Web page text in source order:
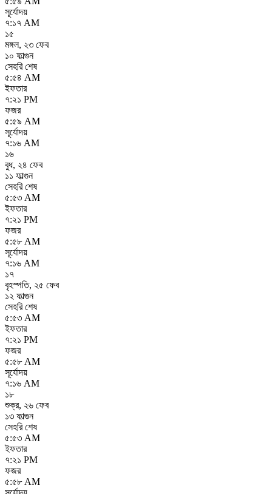
সূর্যোদয়
৭:১৭ AM
১৫
মঙ্গল, ২৩ ফেব
১০ ফাল্গুন
সেহরি শেষ
৫:৫৪ AM
ইফতার
৭:২১ PM
ফজর
৫:৫৯ AM
সূর্যোদয়
৭:১৬ AM
১৬
বুধ, ২৪ ফেব
১১ ফাল্গুন
সেহরি শেষ
৫:৫৩ AM
ইফতার
৭:২১ PM
ফজর
৫:৫৮ AM
সূর্যোদয়
৭:১৬ AM
১৭
বৃহস্পতি, ২৫ ফেব
১২ ফাল্গুন
সেহরি শেষ
৫:৫৩ AM
ইফতার
৭:২১ PM
ফজর
৫:৫৮ AM
সূর্যোদয়
৭:১৬ AM
১৮
শুক্র, ২৬ ফেব
১৩ ফাল্গুন
সেহরি শেষ
৫:৫৩ AM
ইফতার
৭:২১ PM
ফজর
৫:৫৮ AM